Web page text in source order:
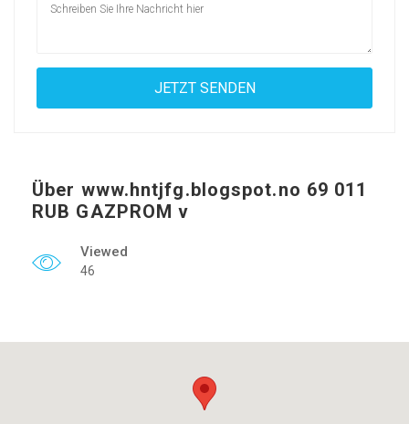
Über www.hntjfg.blogspot.no 69 011
RUB GAZPROM v
Viewed
46